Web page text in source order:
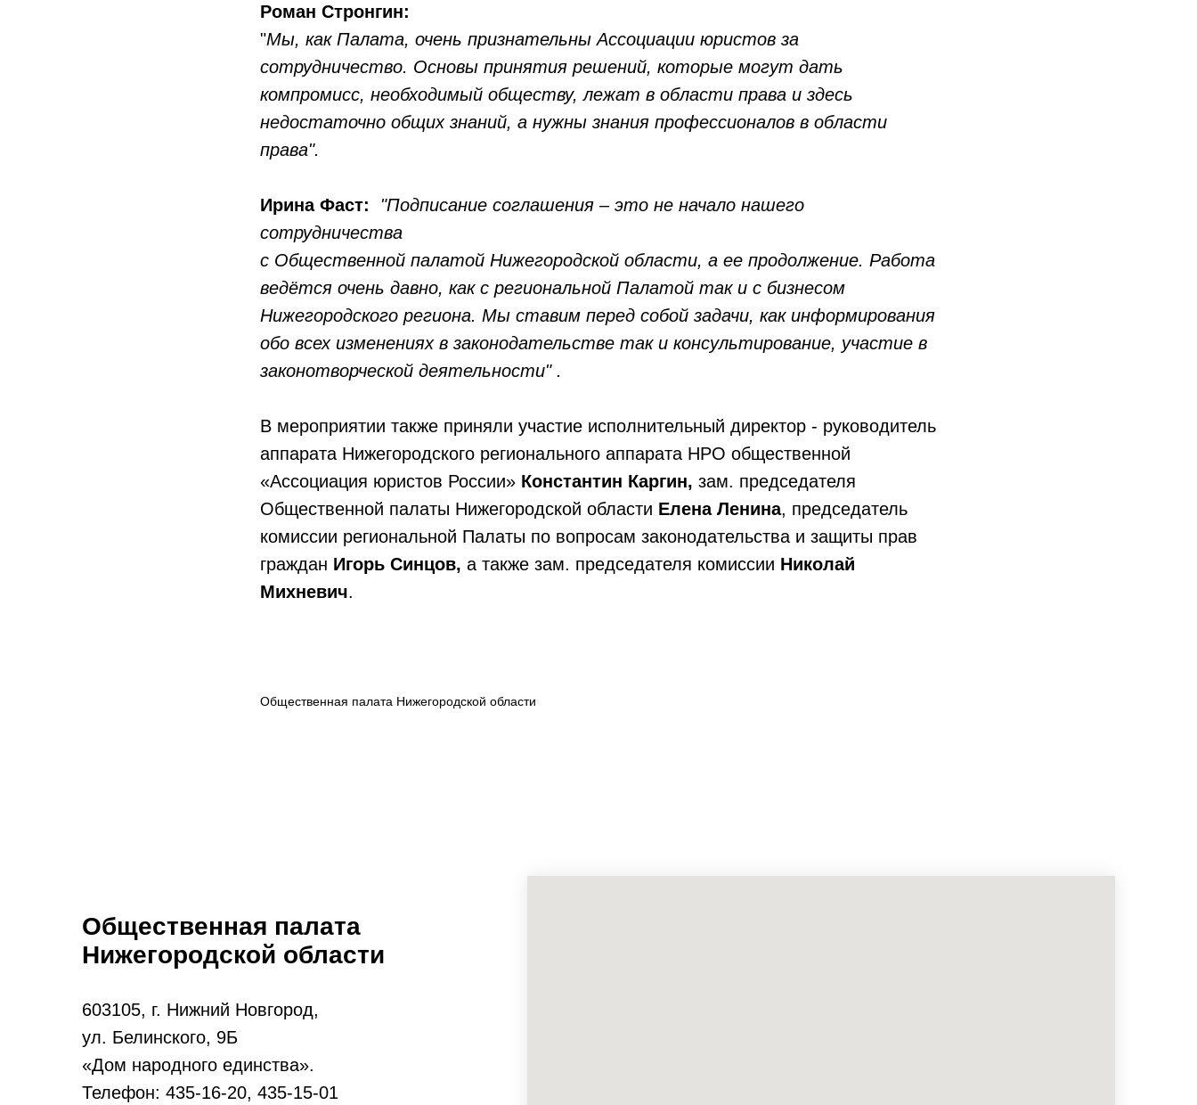
Роман Стронгин:
"Мы, как Палата, очень признательны Ассоциации юристов за
сотрудничество. Основы принятия решений, которые могут дать
компромисс, необходимый обществу, лежат в области права и здесь
недостаточно общих знаний, а нужны знания профессионалов в области
права".
Ирина Фаст:
"Подписание соглашения – это не начало нашего
сотрудничества
с Общественной палатой Нижегородской области, а ее продолжение. Работа
ведётся очень давно, как с региональной Палатой так и с бизнесом
Нижегородского региона. Мы ставим перед собой задачи, как информирования
обо всех изменениях в законодательстве так и консультирование, участие в
законотворческой деятельности" .
В мероприятии также приняли участие​ исполнительный директор - руководитель
аппарата Нижегородского регионального аппарата НРО общественной
«Ассоциация юристов России»​ Константин Каргин, зам. председателя
Общественной палаты Нижегородской области Елена Ленина, председатель
комиссии региональной Палаты по вопросам законодательства и защиты прав
граждан​ Игорь Синцов, ​ а также зам. председателя комиссии Николай
Михневич.​
Общественная палата Нижегородской области
Общественная палата
Нижегородской области
603105, г. Нижний Новгород,
ул. Белинского, 9Б
«Дом народного единства».
Телефон: 435-16-20, 435-15-01